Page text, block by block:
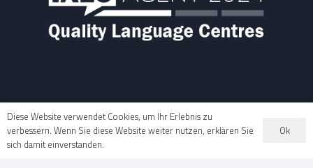
Diese Website verwendet Cookies, um Ihr Erlebnis zu
verbessern. Wenn Sie diese Website weiter nutzen, erklären Sie
sich damit einverstanden.
Ok